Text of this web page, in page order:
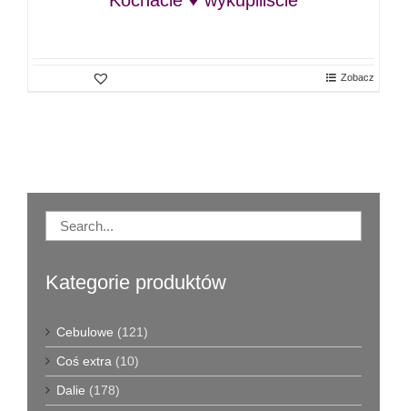
Zobacz
Kategorie produktów
Cebulowe (121)
Coś extra (10)
Dalie (178)